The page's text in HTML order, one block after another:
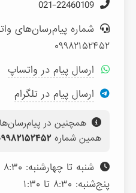
شماره پیام‌رسان‌های
۰۹۹۸۲۱۵۲۴۵۲
ارسال پیام در واتساپ
ارسال پیام در تلگرام
همچنین در
همین شماره
شنبه تا چهارشنبه: ۸:۳۰ تا ۵:۳۰
پنج‌شنبه: ۸:۳۰ تا ۱:۳۰